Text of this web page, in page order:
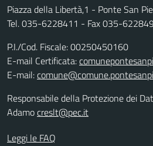
Piazza della Libertà,1 - Ponte San
Tel. 035-6228411 - Fax 035-
P.I./Cod. Fiscale: 00250450160
E-mail Certificata:
E-mail:
Responsabile della Protezione dei
Adamocreslt@pec.it
Leggi le FAQ